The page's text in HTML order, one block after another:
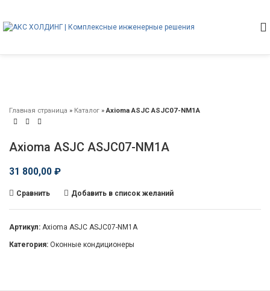
Главная страница » Каталог »Axioma ASJC ASJC07-NM1A
Axioma ASJC ASJC07-NM1A
31 800,00 ₽
Сравнить Добавить в список желаний
Артикул: Axioma ASJC ASJC07-NM1A
Категория: Оконные кондиционеры